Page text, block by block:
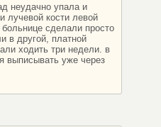
неудачно упала и
лучевой кости левой
сделали просто
в другой, платной
ходить три недели. в
выписывать уже через